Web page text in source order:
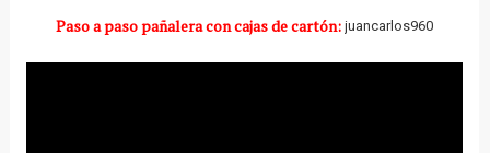
Paso a paso pañalera con cajas de cartón: juancarlos960